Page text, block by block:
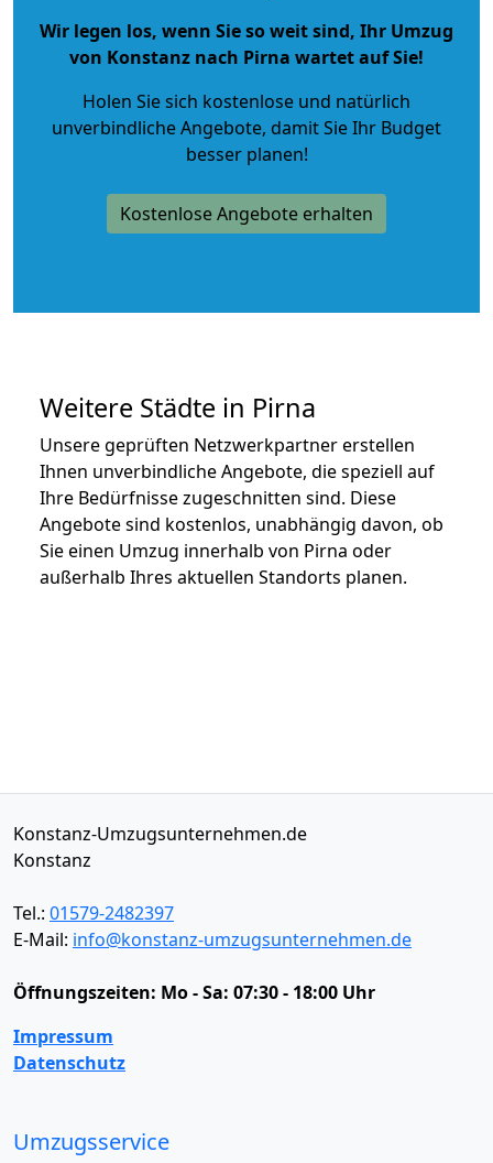
Wir legen los, wenn Sie so weit sind, Ihr Umzug
von Konstanz nach Pirna wartet auf Sie!
Holen Sie sich kostenlose und natürlich
unverbindliche Angebote, damit Sie Ihr Budget
besser planen!
Kostenlose Angebote erhalten
Weitere Städte in Pirna
Unsere geprüften Netzwerkpartner erstellen
Ihnen unverbindliche Angebote, die speziell auf
Ihre Bedürfnisse zugeschnitten sind. Diese
Angebote sind kostenlos, unabhängig davon, ob
Sie einen Umzug innerhalb von Pirna oder
außerhalb Ihres aktuellen Standorts planen.
Konstanz-Umzugsunternehmen.de
Konstanz
Tel.: 01579-2482397
E-Mail: info@konstanz-umzugsunternehmen.de
Öffnungszeiten: Mo - Sa: 07:30 - 18:00 Uhr
Impressum
Datenschutz
Umzugsservice